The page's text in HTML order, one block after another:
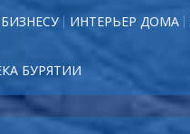
БИЗНЕСУ ИНТЕРЬЕР ДОМА
БУРЯТИИ